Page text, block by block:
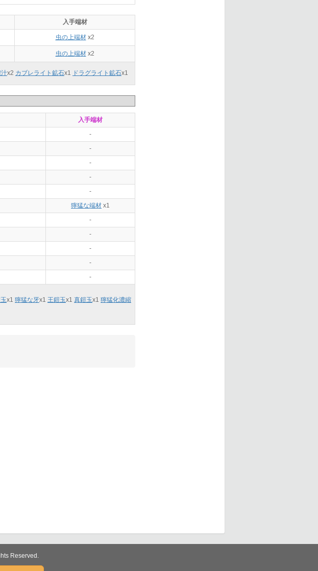
入手端材
虫の上端材x2
虫の上端材x2
汁x2 カブレライト鉱石x1 ドラグライト鉱石x1
入手端材
-
-
-
-
-
獰猛な端材 x1
-
-
-
-
-
x1 獰猛な牙x1 王鎧玉x1 真鎧玉x1 獰猛化濃縮
Reserved.